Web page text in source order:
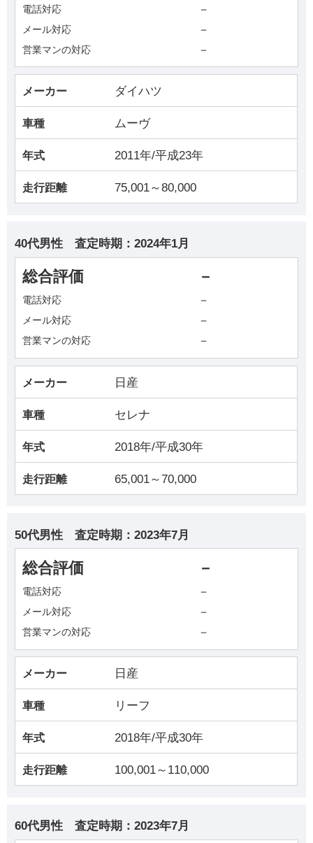
電話対応 －
メール対応 －
営業マンの対応 －
メーカー ダイハツ
車種 ムーヴ
年式 2011年/平成23年
走行距離 75,001～80,000
40代男性 査定時期： 2024年1月
総合評価 －
電話対応 －
メール対応 －
営業マンの対応 －
メーカー 日産
車種 セレナ
年式 2018年/平成30年
走行距離 65,001～70,000
50代男性 査定時期： 2023年7月
総合評価 －
電話対応 －
メール対応 －
営業マンの対応 －
メーカー 日産
車種 リーフ
年式 2018年/平成30年
走行距離 100,001～110,000
60代男性 査定時期： 2023年7月